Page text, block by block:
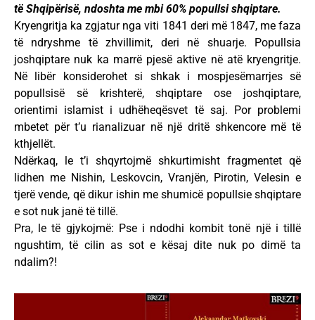
të Shqipërisë, ndoshta me mbi 60% popullsi shqiptare.
Kryengritja ka zgjatur nga viti 1841 deri më 1847, me faza
të ndryshme të zhvillimit, deri në shuarje. Popullsia
joshqiptare nuk ka marrë pjesë aktive në atë kryengritje.
Në libër konsiderohet si shkak i mospjesëmarrjes së
popullsisë së krishterë, shqiptare ose joshqiptare,
orientimi islamist i udhëheqësvet të saj. Por problemi
mbetet për t’u rianalizuar në një dritë shkencore më të
kthjellët.
Ndërkaq, le t’i shqyrtojmë shkurtimisht fragmentet që
lidhen me Nishin, Leskovcin, Vranjën, Pirotin, Velesin e
tjerë vende, që dikur ishin me shumicë popullsie shqiptare
e sot nuk janë të tillë.
Pra, le të gjykojmë: Pse i ndodhi kombit tonë një i tillë
ngushtim, të cilin as sot e kësaj dite nuk po dimë ta
ndalim?!